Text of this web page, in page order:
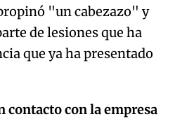
"un cabezazo" y
de lesiones que ha
que ya ha presentado
contacto con la empresa